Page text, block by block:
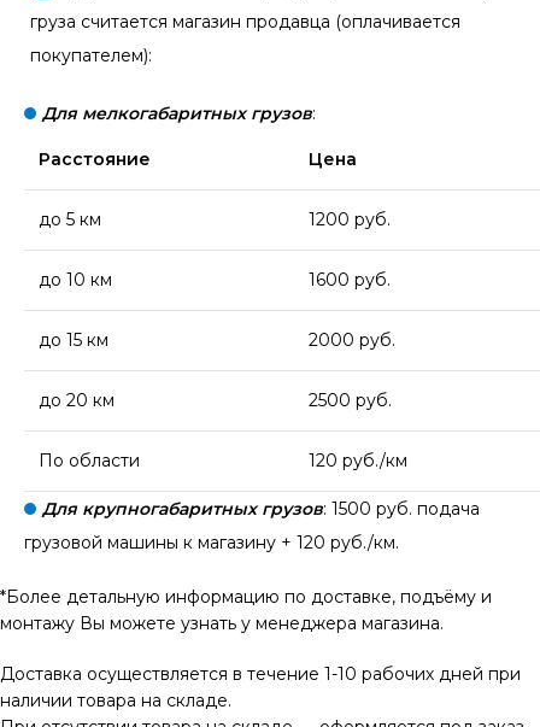
груза считается магазин продавца (оплачивается
покупателем):
Для мелкогабаритных грузов:
Расстояние Цена
до 5 км 1200 руб.
до 10 км 1600 руб.
до 15 км 2000 руб.
до 20 км 2500 руб.
По области 120 руб./км
Для крупногабаритных грузов: 1500 руб. подача
грузовой машины к магазину + 120 руб./км.
*Более детальную информацию по доставке, подъёму и
монтажу Вы можете узнать у менеджера магазина.
Доставка осуществляется в течение 1-10 рабочих дней при
наличии товара на складе.